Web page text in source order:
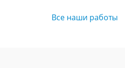
Все наши работы